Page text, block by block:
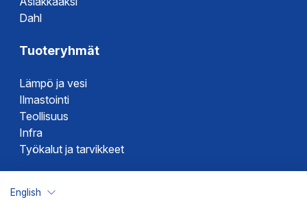
Dahl
Tuoteryhmät
Lämpö ja vesi
Ilmastointi
Teollisuus
Infra
Työkalut ja tarvikkeet
English